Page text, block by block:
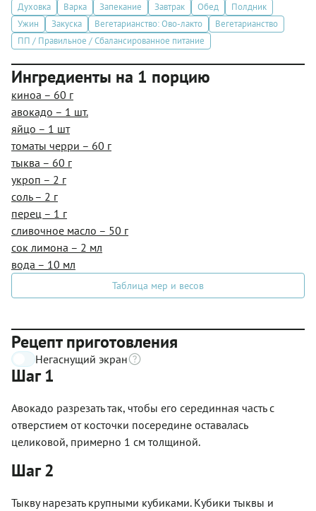
Духовка Варка Запекание Завтрак Обед
Полдник
Ужин
Закуска Вегетарианство: Ово-лакто
Вегетарианство
ПП / Правильное / Сбалансированное питание
Ингредиенты на 1 порцию
киноа – 60 г
авокадо – 1 шт.
яйцо – 1 шт
томаты черри – 60 г
тыква – 60 г
укроп – 2 г
соль – 2 г
перец – 1 г
сливочное масло – 50 г
сок лимона – 2 мл
вода – 10 мл
Таблица мер и весов
Рецепт приготовления
Негаснущий экран
Шаг 1
Авокадо разрезать так, чтобы его серединная часть с
отверстием от косточки посередине оставалась
целиковой, примерно 1 см толщиной.
Шаг 2
Тыкву нарезать крупными кубиками. Кубики тыквы и